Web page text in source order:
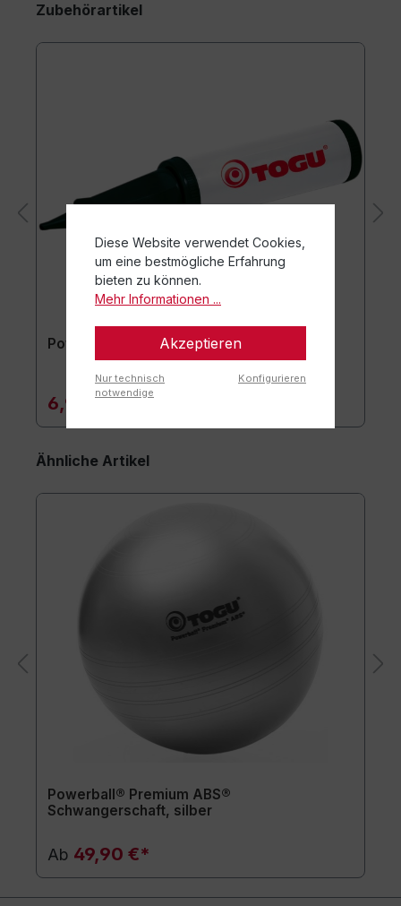
Zubehörartikel
Powerball® Pumpe
6,90 €*
Ähnliche Artikel
Powerball® Premium ABS®
Schwangerschaft, silber
Ab 49,90 €*
Diese Website verwendet Cookies,
um eine bestmögliche Erfahrung
bieten zu können.
Mehr Informationen ...
Akzeptieren
Nur technisch
notwendige
Konfigurieren